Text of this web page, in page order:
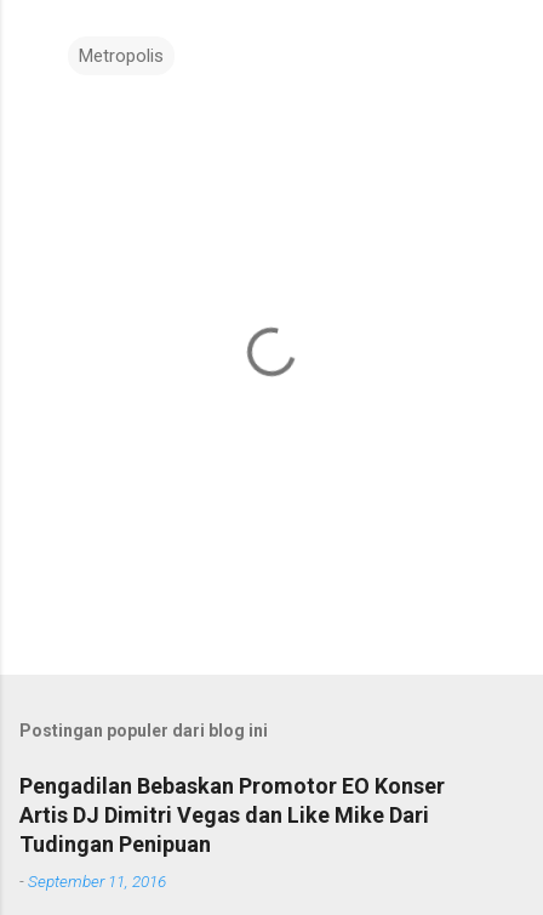
Metropolis
Postingan populer dari blog ini
Pengadilan Bebaskan Promotor EO Konser
Artis DJ Dimitri Vegas dan Like Mike Dari
Tudingan Penipuan
-September 11, 2016